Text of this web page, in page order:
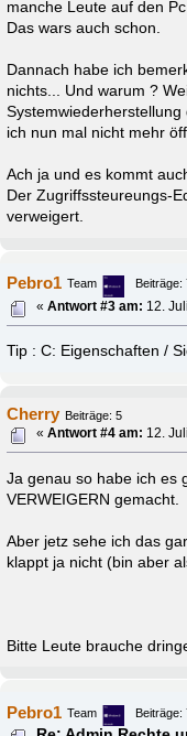
manche Leute auf den
Das wars auch schon.
Dannach habe ich
nichts... Und warum ?
ich nun mal nicht mehr
Ach ja und es kommt
Der Zugriffssteureungs-
verweigert.
Pebro1 Team
Beiträge:
«Antwort #3 am: 12.
Tip : C: Eigenschaften /
Cherry Beiträge: 5
«Antwort #4 am: 12.
Ja genau so habe ich es
VERWEIGERN gemacht.
Aber jetz sehe ich das
klappt ja nicht (bin aber
Bitte Leute brauche
Pebro1 Team Beiträge: